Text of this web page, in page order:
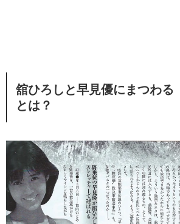
舘ひろしと早見優にまつわる
とは？